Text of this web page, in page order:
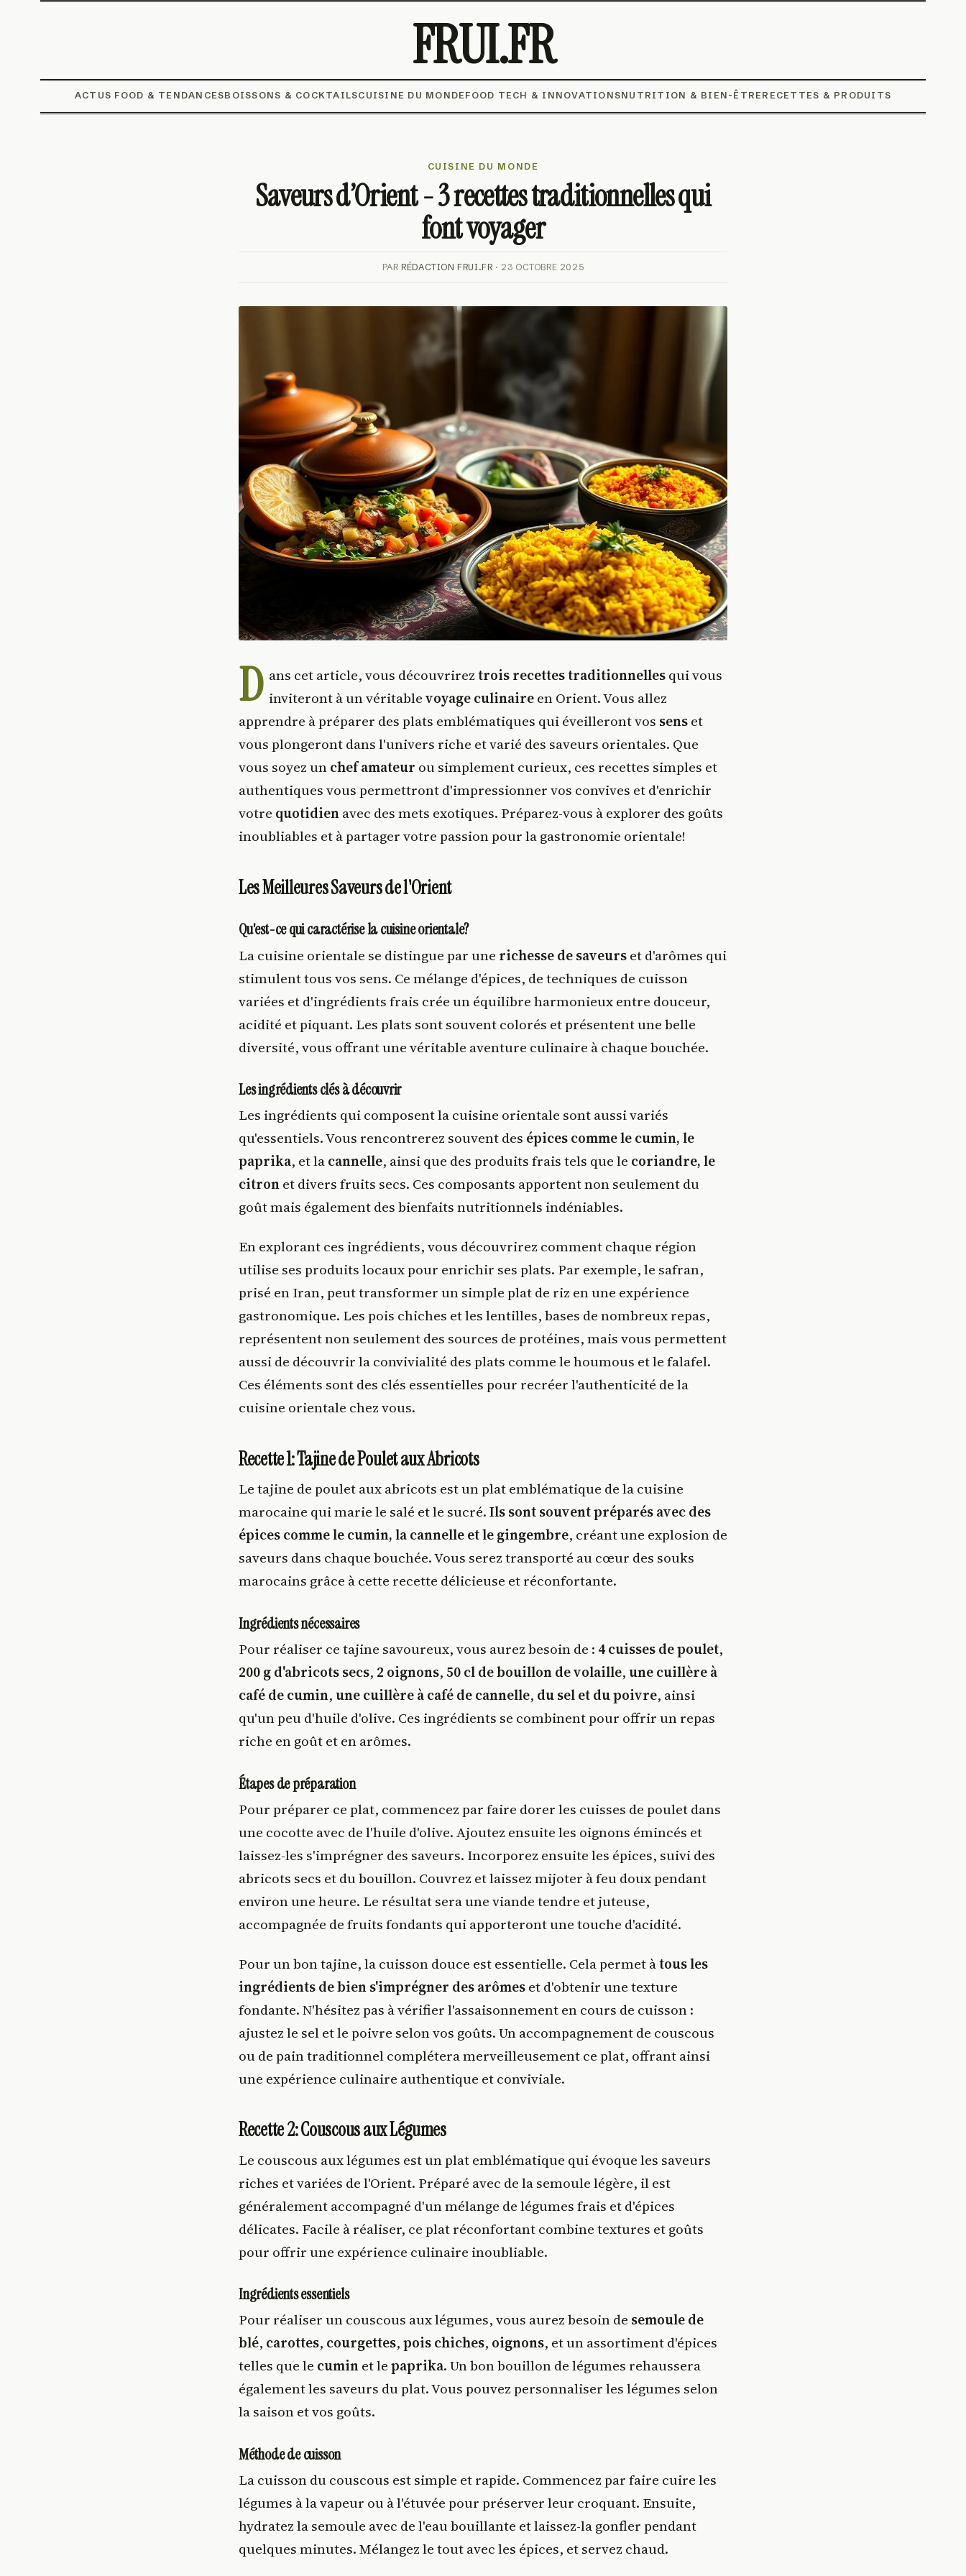
FRUI.FR
ACTUS FOOD & TENDANCESBOISSONS & COCKTAILSCUISINE DU MONDE FOOD TECH & INNOVATIONSNUTRITION & BIEN-ÊTRE RECETTES & PRODUITS
CUISINE DU MONDE
Saveurs d’Orient - 3 recettes traditionnelles qui
font voyager
PAR RÉDACTION FRUI.FR · 23 OCTOBRE 2025
D ans cet article, vous découvrireztrois recettes traditionnellesqui vous
inviteront à un véritablevoyage culinaireen Orient. Vous allez
apprendre à préparer des plats emblématiques qui éveilleront vos senset
vous plongeront dans l'univers riche et varié des saveurs orientales. Que
vous soyez unchef amateur ou simplement curieux, ces recettes simples et
authentiques vous permettront d'impressionner vos convives et d'enrichir
votre quotidienavec des mets exotiques. Préparez-vous à explorer des goûts
inoubliables et à partager votre passion pour la gastronomie orientale!
Les Meilleures Saveurs de l'Orient
Qu'est-ce qui caractérise la cuisine orientale?
La cuisine orientale se distingue par une richesse de saveurset d'arômes qui
stimulent tous vos sens. Ce mélange d'épices, de techniques de cuisson
variées et d'ingrédients frais crée un équilibre harmonieux entre douceur,
acidité et piquant. Les plats sont souvent colorés et présentent une belle
diversité, vous offrant une véritable aventure culinaire à chaque bouchée.
Les ingrédients clés à découvrir
Les ingrédients qui composent la cuisine orientale sont aussi variés
qu'essentiels. Vous rencontrerez souvent des épices comme le cumin, le
paprika, et lacannelle, ainsi que des produits frais tels que le coriandre, le
citronet divers fruits secs. Ces composants apportent non seulement du
goût mais également des bienfaits nutritionnels indéniables.
En explorant ces ingrédients, vous découvrirez comment chaque région
utilise ses produits locaux pour enrichir ses plats. Par exemple, le safran,
prisé en Iran, peut transformer un simple plat de riz en une expérience
gastronomique. Les pois chiches et les lentilles, bases de nombreux repas,
représentent non seulement des sources de protéines, mais vous permettent
aussi de découvrir la convivialité des plats comme le houmous et le falafel.
Ces éléments sont des clés essentielles pour recréer l'authenticité de la
cuisine orientale chez vous.
Recette 1: Tajine de Poulet aux Abricots
Le tajine de poulet aux abricots est un plat emblématique de la cuisine
marocaine qui marie le salé et le sucré.Ils sont souvent préparés avec des
épices comme le cumin, la cannelle et le gingembre, créant une explosion de
saveurs dans chaque bouchée. Vous serez transporté au cœur des souks
marocains grâce à cette recette délicieuse et réconfortante.
Ingrédients nécessaires
Pour réaliser ce tajine savoureux, vous aurez besoin de : 4 cuisses de poulet,
200 g d'abricots secs, 2 oignons,50 cl de bouillon de volaille,une cuillère à
café de cumin,une cuillère à café de cannelle, du sel et du poivre, ainsi
qu'un peu d'huile d'olive. Ces ingrédients se combinent pour offrir un repas
riche en goût et en arômes.
Étapes de préparation
Pour préparer ce plat, commencez par faire dorer les cuisses de poulet dans
une cocotte avec de l'huile d'olive. Ajoutez ensuite les oignons émincés et
laissez-les s'imprégner des saveurs. Incorporez ensuite les épices, suivi des
abricots secs et du bouillon. Couvrez et laissez mijoter à feu doux pendant
environ une heure. Le résultat sera une viande tendre et juteuse,
accompagnée de fruits fondants qui apporteront une touche d'acidité.
Pour un bon tajine, la cuisson douce est essentielle. Cela permet àtous les
ingrédients de bien s'imprégner des arômeset d'obtenir une texture
fondante. N'hésitez pas à vérifier l'assaisonnement en cours de cuisson :
ajustez le sel et le poivre selon vos goûts. Un accompagnement de couscous
ou de pain traditionnel complétera merveilleusement ce plat, offrant ainsi
une expérience culinaire authentique et conviviale.
Recette 2: Couscous aux Légumes
Le couscous aux légumes est un plat emblématique qui évoque les saveurs
riches et variées de l'Orient. Préparé avec de la semoule légère, il est
généralement accompagné d'un mélange de légumes frais et d'épices
délicates. Facile à réaliser, ce plat réconfortant combine textures et goûts
pour offrir une expérience culinaire inoubliable.
Ingrédients essentiels
Pour réaliser un couscous aux légumes, vous aurez besoin de semoule de
blé, carottes, courgettes,pois chiches, oignons, et un assortiment d'épices
telles que le cuminet lepaprika. Un bon bouillon de légumes rehaussera
également les saveurs du plat. Vous pouvez personnaliser les légumes selon
la saison et vos goûts.
Méthode de cuisson
La cuisson du couscous est simple et rapide. Commencez par faire cuire les
légumes à la vapeur ou à l'étuvée pour préserver leur croquant. Ensuite,
hydratez la semoule avec de l'eau bouillante et laissez-la gonfler pendant
quelques minutes. Mélangez le tout avec les épices, et servez chaud.